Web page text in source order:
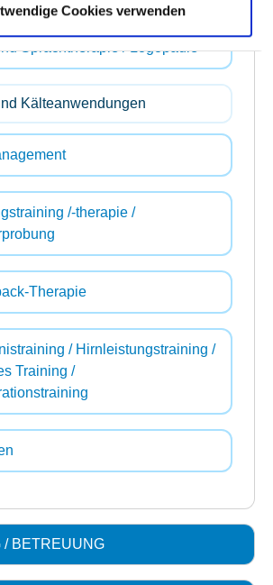
Cookies verwenden
Sprachtherapie / Logopädie
Kälteanwendungen
/-therapie /
Therapie
/ Hirnleistungstraining /
Training /
/ BETREUUNG